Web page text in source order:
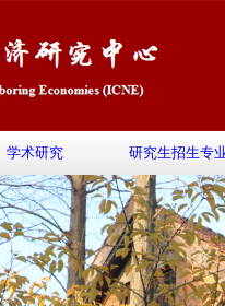
学术研究 研究生招生专